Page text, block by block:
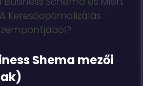
Keresőoptimalizálás
Shema mezői